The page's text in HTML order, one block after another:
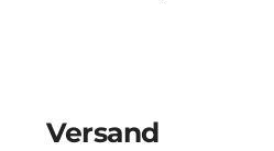
Versand